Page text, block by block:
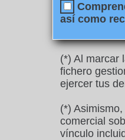
así como
(*) Al marcar
fichero
ejercer tus
(*)
comercial
vínculo